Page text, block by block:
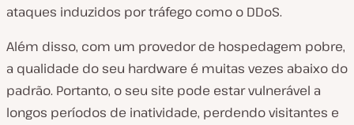
ataques induzidos por tráfego como o DDoS.
Além disso, com um provedor de hospedagem pobre,
a qualidade do seu hardware é muitas vezes abaixo do
padrão. Portanto, o seu site pode estar vulnerável a
longos períodos de inatividade, perdendo visitantes e